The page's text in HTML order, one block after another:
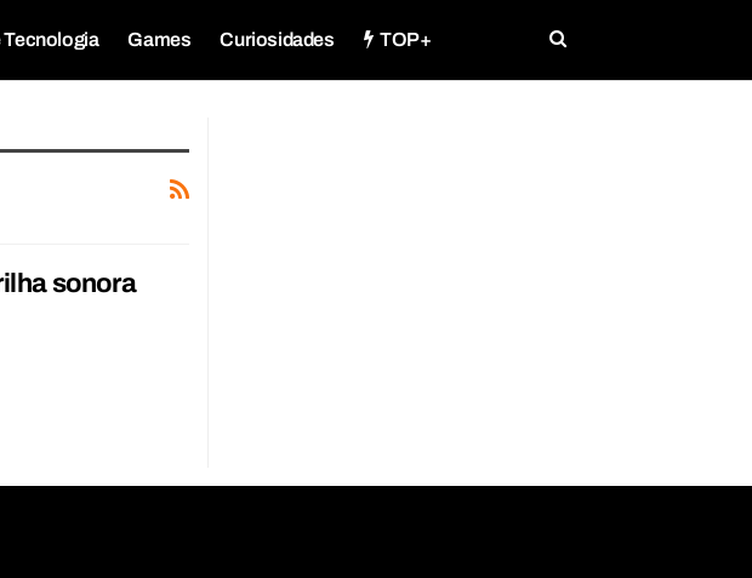
Tecnologia Games Curiosidades TOP+
sonora